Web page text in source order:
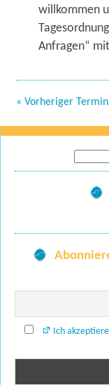
willkommen
Anfragen“
« Vorheriger Termin
nach:
Ich